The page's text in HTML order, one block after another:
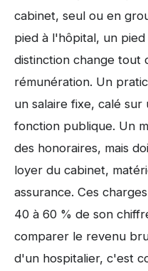
cabinet, seul ou en
pied à l'hôpital, un
distinction change tout
rémunération. Un
un salaire fixe, calé sur
fonction publique. Un
des honoraires, mais
loyer du cabinet,
assurance. Ces
40 à 60 % de son
comparer le revenu
d'un hospitalier, c'est